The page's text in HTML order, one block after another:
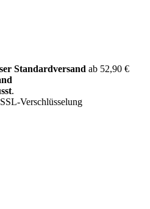
Standardversand ab 52,90 €
.
Verschlüsselung